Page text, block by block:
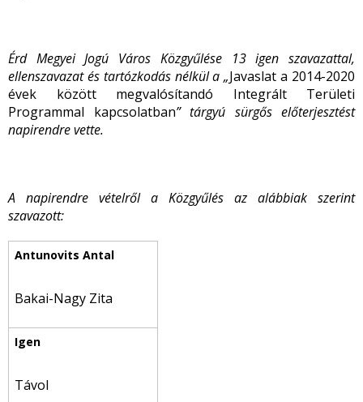
Érd Megyei Jogú Város Közgyűlése 13 igen szavazattal,
ellenszavazat és tartózkodás nélkül a „Javaslat a 2014-2020
évek között megvalósítandó Integrált Területi
Programmal kapcsolatban” tárgyú sürgős előterjesztést
napirendre vette.
A napirendre vételről a Közgyűlés az alábbiak szerint
szavazott:
Bakai-Nagy Zita
Távol